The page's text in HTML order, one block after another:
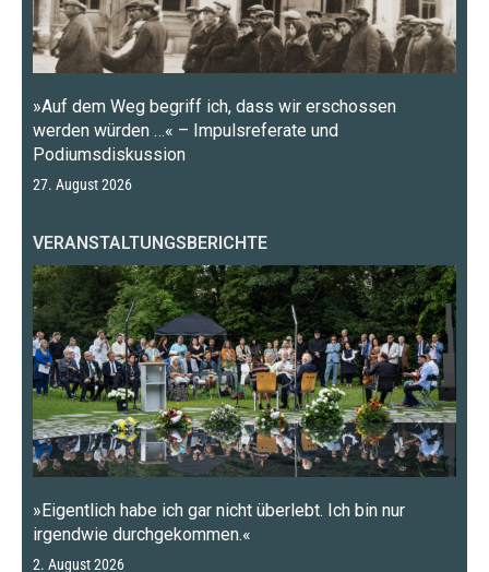
»Auf dem Weg begriff ich, dass wir erschossen
werden würden …« – Impulsreferate und
Podiumsdiskussion
27. August 2026
VERANSTALTUNGSBERICHTE
»Eigentlich habe ich gar nicht überlebt. Ich bin nur
irgendwie durchgekommen.«
2. August 2026